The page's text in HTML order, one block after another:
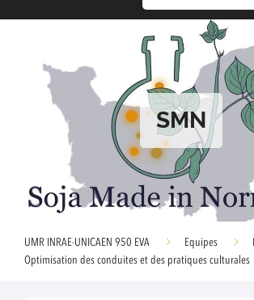
SMN
UMR INRAE-UNICAEN 950 EVA Equipes
Optimisation des conduites et des pratiques culturales